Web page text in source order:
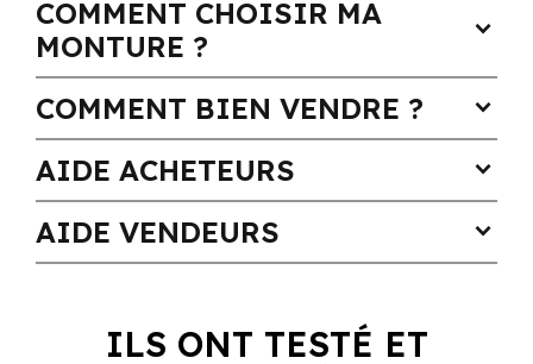
COMMENT CHOISIR MA
MONTURE ?
expand_more
COMMENT BIEN VENDRE ? expand_more
AIDE ACHETEURS expand_more
AIDE VENDEURS expand_more
ILS ONT TESTÉ ET